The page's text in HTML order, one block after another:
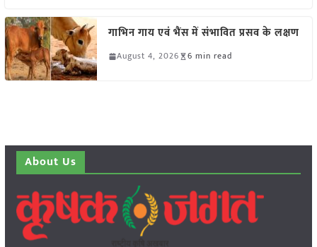
गाभिन गाय एवं भैंस में संभावित प्रसव के लक्षण
August 4, 2026 6 min read
About Us